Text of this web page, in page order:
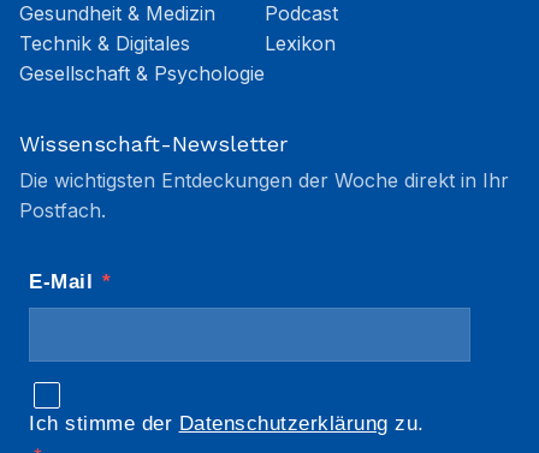
Gesundheit & Medizin
Technik & Digitales
Gesellschaft & Psychologie
Podcast
Lexikon
Wissenschaft-Newsletter
Die wichtigsten Entdeckungen der Woche direkt in Ihr
Postfach.